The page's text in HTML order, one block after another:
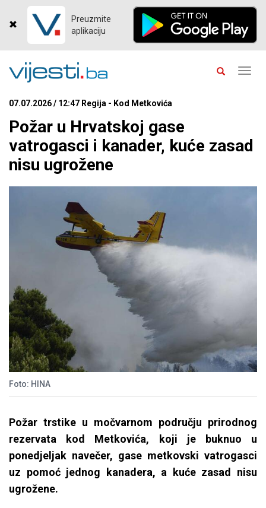
Preuzmite
aplikaciju
07.07.2026 / 12:47 Regija - Kod Metkovića
Požar u Hrvatskoj gase
vatrogasci i kanader, kuće zasad
nisu ugrožene
Foto: HINA
Požar trstike u močvarnom području prirodnog
rezervata kod Metkovića, koji je buknuo u
ponedjeljak navečer, gase metkovski vatrogasci
uz pomoć jednog kanadera, a kuće zasad nisu
ugrožene.